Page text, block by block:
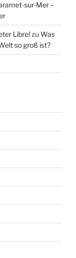
sur-Mer –
Libre!zu Was
so groß ist?